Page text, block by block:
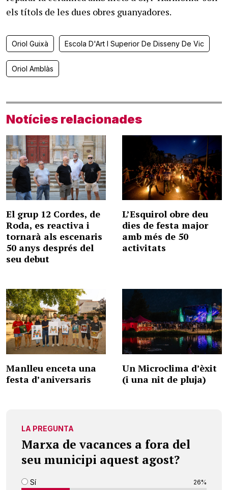
els títols de les dues obres guanyadores.
Oriol Guixà Escola D'Art I Superior De Disseny De Vic
Oriol Amblàs
Notícies relacionades
El grup 12 Cordes, de
Roda, es reactiva i
tornarà als escenaris
50 anys després del
seu debut
L’Esquirol obre deu
dies de festa major
amb més de 50
activitats
Manlleu enceta una
festa d’aniversaris
Un Microclima d’èxit
(i una nit de pluja)
LA PREGUNTA
Marxa de vacances a fora del
seu municipi aquest agost?
Sí 26%